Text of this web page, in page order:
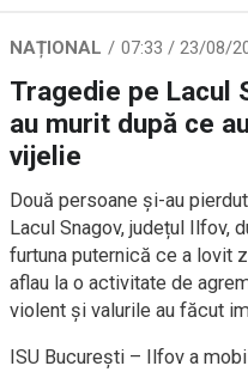
NAȚIONAL 07:33 / 23/08/
Tragedie pe Lacul
au murit după ce
vijelie
Două persoane și-au
Lacul Snagov, județul Ilfov,
furtuna puternică ce a lovit
aflau la o activitate de
violent și valurile au făcut
ISU București – Ilfov a